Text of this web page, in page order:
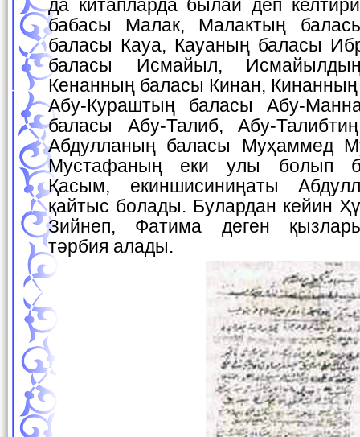
да китапларда былай деп
бабасы Малак, Малактың
баласы Кауа, Кауаның баласы
баласы Исмайыл,
Кенанның баласы Кинан,
Абу-Кураштың баласы Абу-
баласы Абу-Талиб, Абу-
Абдулланың баласы Муҳаммед
Мустафаның еки улы болып
Қасым, екиншисиниңаты
қайтыс болады. Булардан кейин
Зийнеп, Фатима деген
тәрбия алады.